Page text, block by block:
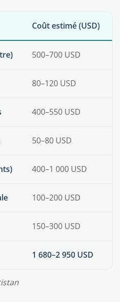
Coût estimé (USD)
500–700 USD
80–120 USD
400–550 USD
50–80 USD
400–1 000 USD
100–200 USD
150–300 USD
1 680–2 950 USD